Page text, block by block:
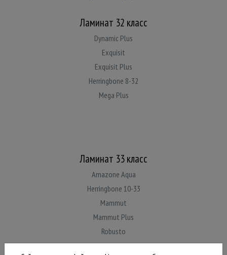
Ламинат 32 класс
Dynamic Plus
Exquisit
Exquisit Plus
Herringbone 8-32
Mega Plus
Ламинат 33 класс
Amazone Aqua
Herringbone 10-33
Mammut
Mammut Plus
Robusto